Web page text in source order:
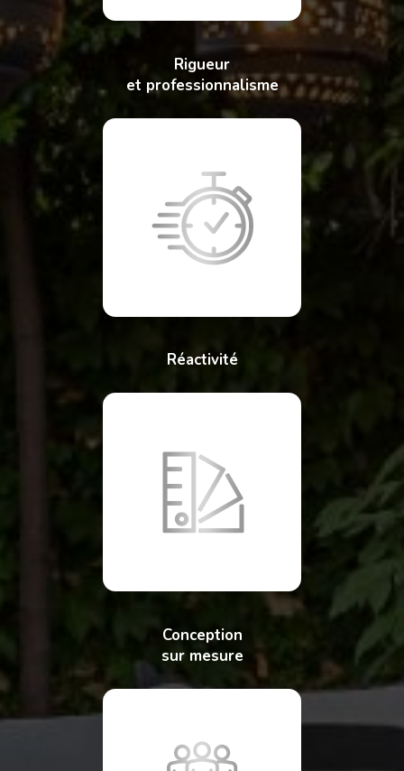
Rigueur
et professionnalisme
Réactivité
Conception
sur mesure